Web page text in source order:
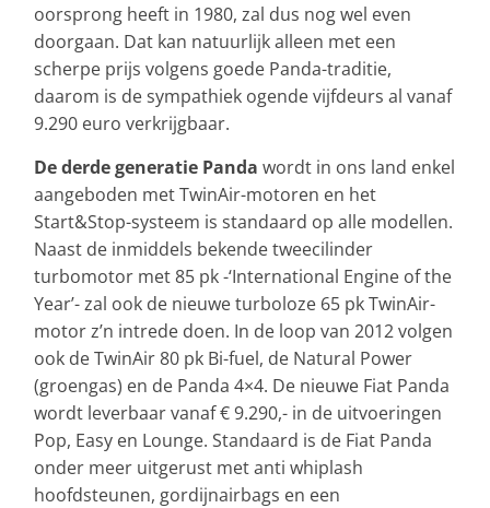
oorsprong heeft in 1980, zal dus nog wel even
doorgaan. Dat kan natuurlijk alleen met een
scherpe prijs volgens goede Panda-traditie,
daarom is de sympathiek ogende vijfdeurs al vanaf
9.290 euro verkrijgbaar.
De derde generatie Panda wordt in ons land enkel
aangeboden met TwinAir-motoren en het
Start&Stop-systeem is standaard op alle modellen.
Naast de inmiddels bekende tweecilinder
turbomotor met 85 pk -‘International Engine of the
Year’- zal ook de nieuwe turboloze 65 pk TwinAir-
motor z’n intrede doen. In de loop van 2012 volgen
ook de TwinAir 80 pk Bi-fuel, de Natural Power
(groengas) en de Panda 4×4. De nieuwe Fiat Panda
wordt leverbaar vanaf € 9.290,- in de uitvoeringen
Pop, Easy en Lounge. Standaard is de Fiat Panda
onder meer uitgerust met anti whiplash
hoofdsteunen, gordijnairbags en een